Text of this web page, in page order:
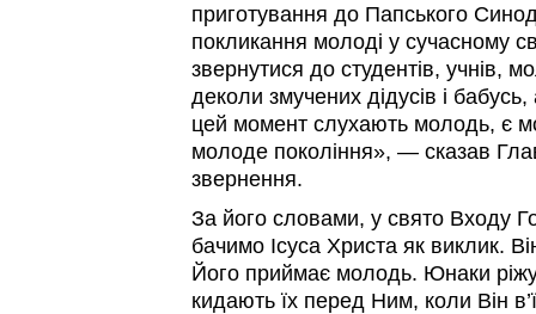
приготування до Папського
покликання молоді у сучасному
звернутися до студентів, учнів,
деколи змучених дідусів і
цей момент слухають молодь, є
молоде покоління», — сказав
звернення.
За його словами, у свято Входу
бачимо Ісуса Христа як виклик.
Його приймає молодь. Юнаки
кидають їх перед Ним, коли Він